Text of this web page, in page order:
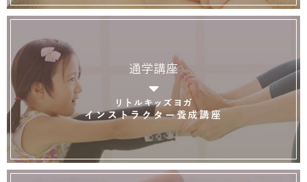
通学講座
リトルキッズヨガ
インストラクター養成講座